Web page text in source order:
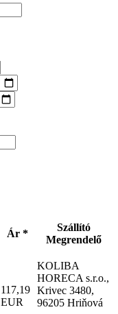
Ár *
Szállító
Megrendelő
117,19
EUR
KOLIBA
HORECA s.r.o.,
Krivec 3480,
96205 Hriňová